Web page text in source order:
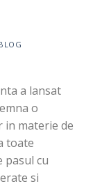
a lansat
o
in materie de
toate
pasul cu
si